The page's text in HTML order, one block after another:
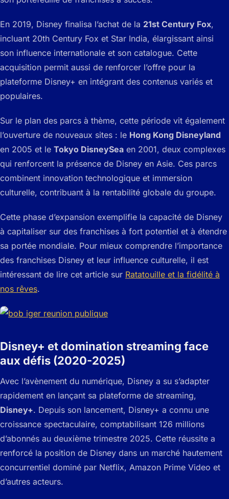
En 2019, Disney finalisa l’achat de la 21st Century Fox,
incluant 20th Century Fox et Star India, élargissant ainsi
son influence internationale et son catalogue. Cette
acquisition permit aussi de renforcer l’offre pour la
plateforme Disney+ en intégrant des contenus variés et
populaires.
Sur le plan des parcs à thème, cette période vit également
l’ouverture de nouveaux sites : le Hong Kong Disneyland
en 2005 et le Tokyo DisneySea en 2001, deux complexes
qui renforcent la présence de Disney en Asie. Ces parcs
combinent innovation technologique et immersion
culturelle, contribuant à la rentabilité globale du groupe.
Cette phase d’expansion exemplifie la capacité de Disney
à capitaliser sur des franchises à fort potentiel et à étendre
sa portée mondiale. Pour mieux comprendre l’importance
des franchises Disney et leur influence culturelle, il est
intéressant de lire cet article sur Ratatouille et la fidélité à
nos rêves.
Disney+ et domination streaming face
aux défis (2020-2025)
Avec l’avènement du numérique, Disney a su s’adapter
rapidement en lançant sa plateforme de streaming,
Disney+. Depuis son lancement, Disney+ a connu une
croissance spectaculaire, comptabilisant 126 millions
d’abonnés au deuxième trimestre 2025. Cette réussite a
renforcé la position de Disney dans un marché hautement
concurrentiel dominé par Netflix, Amazon Prime Video et
d’autres acteurs.